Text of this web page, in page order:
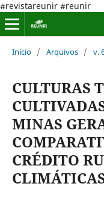
#revistareunir #reunir
Início / Arquivos / v.
CULTURAS
MINAS
CRÉDITO